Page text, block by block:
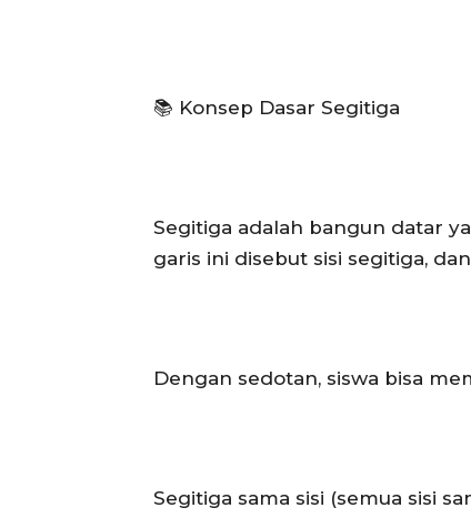
📚 Konsep Dasar Segitiga
Segitiga adalah bangun datar
garis ini disebut sisi segitiga,
Dengan sedotan, siswa bisa
Segitiga sama sisi (semua sisi